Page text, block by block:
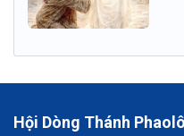
Hội Dòng Thánh